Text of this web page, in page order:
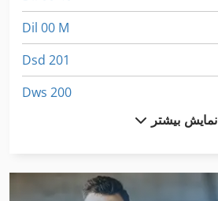
Dil 00 M
Dsd 201
Dws 200
International 2674
نمایش بیشتر